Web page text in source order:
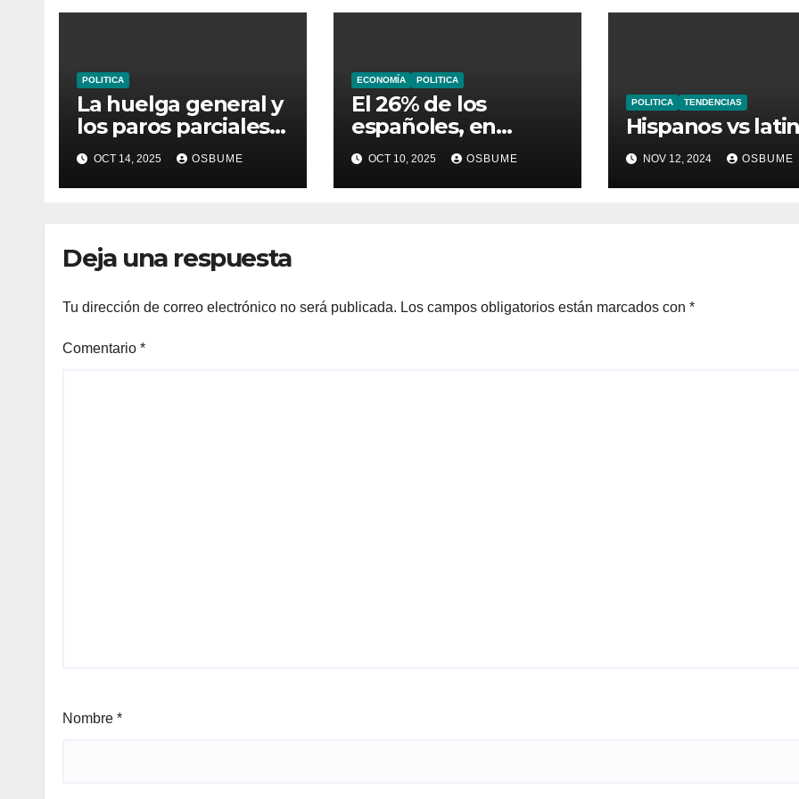
POLITICA
La huelga general y
los paros parciales
del 15 de octubre:
¿siguen adelante
tras el acuerdo de
OCT 14, 2025 OSBUME
ECONOMÍA POLITICA
El 26% de los
españoles, en
riesgo de pobreza
OCT 10, 2025 OSBUME
POLITICA TENDENCIAS
Hispanos vs
NOV 12, 2024 OSBUME
Deja una respuesta
Tu dirección de correo electrónico no será publicada. Los campos obligatorios están marcados con *
Comentario *
Nombre *